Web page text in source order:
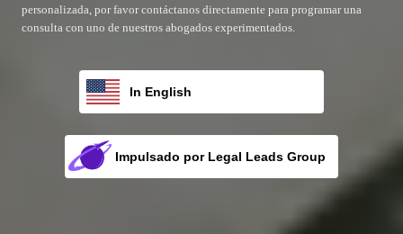
In English
Missouri City Car Accident Lawyers
personalizada, por favor contáctanos directamente para programar una
consulta con uno de nuestros abogados experimentados.
Impulsado por Legal Leads Group